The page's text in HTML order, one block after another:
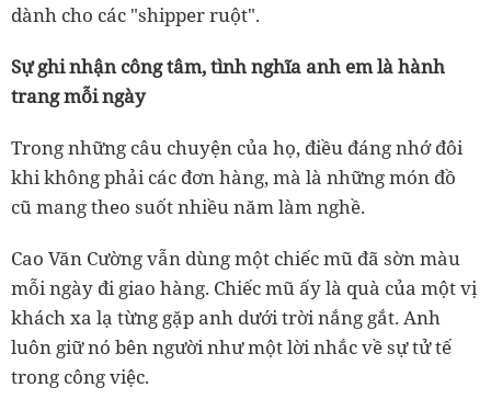
dành cho các "shipper ruột".
Sự ghi nhận công tâm, tình nghĩa anh em là hành
trang mỗi ngày
Trong những câu chuyện của họ, điều đáng nhớ đôi
khi không phải các đơn hàng, mà là những món đồ
cũ mang theo suốt nhiều năm làm nghề.
Cao Văn Cường vẫn dùng một chiếc mũ đã sờn màu
mỗi ngày đi giao hàng. Chiếc mũ ấy là quà của một vị
khách xa lạ từng gặp anh dưới trời nắng gắt. Anh
luôn giữ nó bên người như một lời nhắc về sự tử tế
trong công việc.